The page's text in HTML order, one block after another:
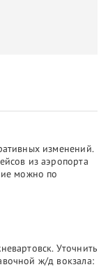
изменений.
из аэропорта
можно по
Уточнить
ж/д вокзала: